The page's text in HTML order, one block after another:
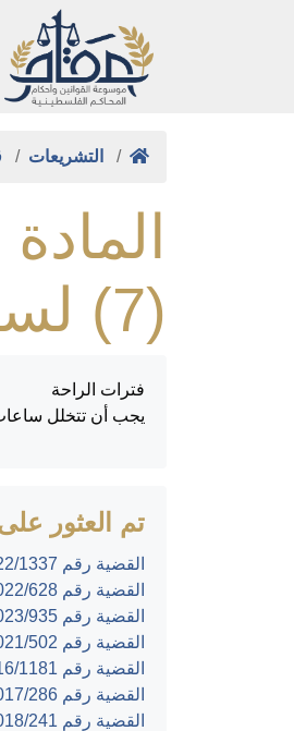
التشريعات
(7) لسنة 2000م
فترات الراحة
يجب أن تتخلل
تم العثور
القضية رقم ‎1337‏/‎2022‏ المنعقدة في محكمة النقض بتاريخ ‎2024-04-25‏
القضية رقم ‎628‏/‎2022‏ المنعقدة في محكمة النقض بتاريخ ‎2024-01-28‏
القضية رقم ‎935‏/‎2023‏ المنعقدة في محكمة النقض بتاريخ ‎2023-11-22‏
القضية رقم ‎502‏/‎2021‏ المنعقدة في محكمة النقض بتاريخ ‎2023-02-13‏
القضية رقم ‎1181‏/‎2016‏ المنعقدة في محكمة النقض بتاريخ ‎2019-04-01‏
القضية رقم ‎286‏/‎2017‏ المنعقدة في محكمة النقض بتاريخ ‎2019-03-18‏
القضية رقم ‎241‏/‎2018‏ المنعقدة في محكمة استئناف القدس بتاريخ ‎2018-12-12‏